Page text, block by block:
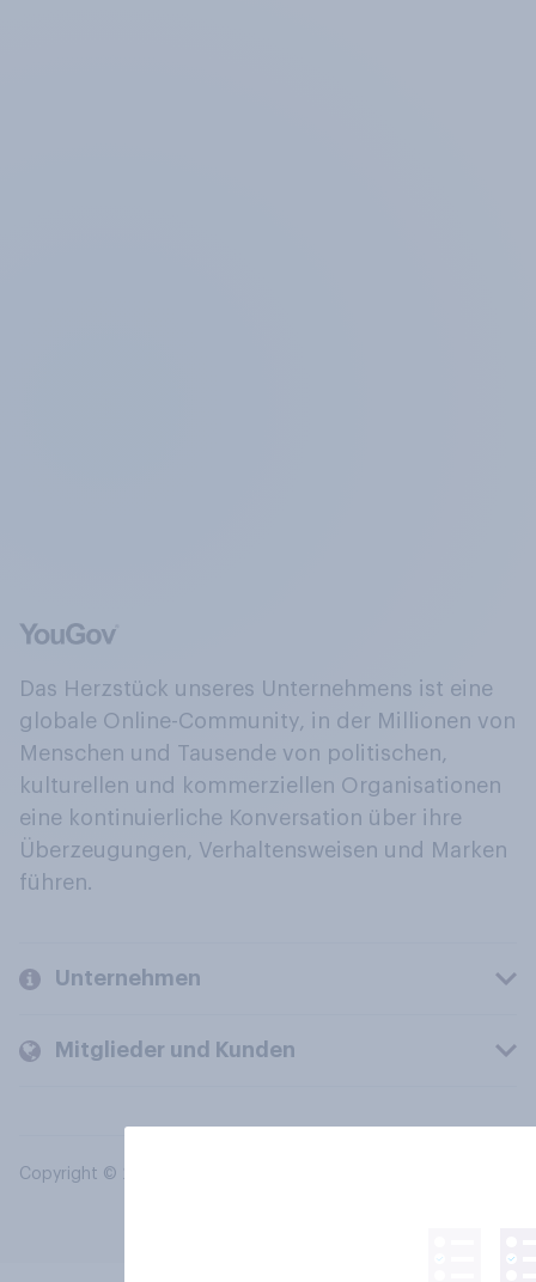
Das Herzstück unseres Unternehmens ist eine
globale Online-Community, in der Millionen von
Menschen und Tausende von politischen,
kulturellen und kommerziellen Organisationen
eine kontinuierliche Konversation über ihre
Überzeugungen, Verhaltensweisen und Marken
führen.
Unternehmen
Mitglieder und Kunden
Copyright © 2026 YouGov PLC. Alle Rechte vorbehalten.